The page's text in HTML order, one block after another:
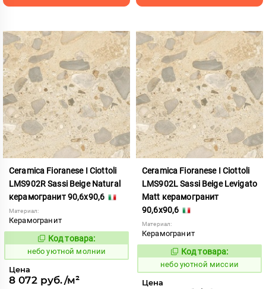
Ceramica Fioranese I Ciottoli
LMS902R Sassi Beige Natural
керамогранит 90,6x90,6
Материал:
Керамогранит
1123178
Код товара:
небо уютной молнии
Цена
8 072 руб./м²
Ceramica Fioranese I Ciottoli
LMS902L Sassi Beige Levigato
Matt керамогранит
90,6x90,6
Материал:
Керамогранит
1123177
Код товара:
небо уютной миссии
Цена